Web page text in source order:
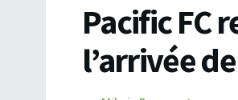
Pacific FC
l’arrivée